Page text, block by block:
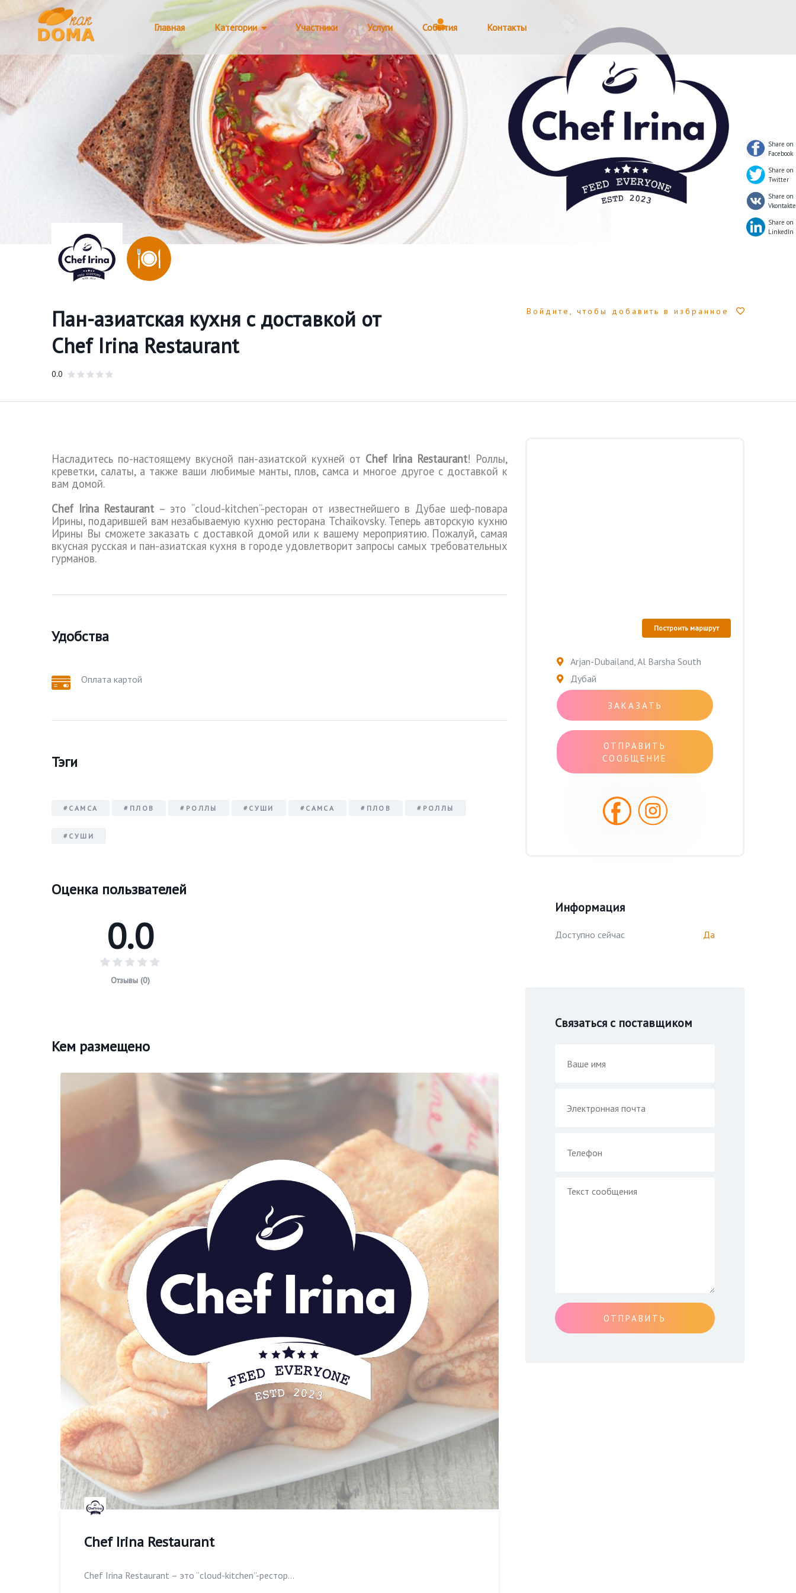
Главная Категории Участники Услуги События Контакты
Пан-азиатская кухня с доставкой от
Chef Irina Restaurant
0.0
Войдите, чтобы добавить в избранное
Насладитесь по-настоящему вкусной пан-азиатской кухней от Chef Irina Restaurant! Роллы,
креветки, салаты, а также ваши любимые манты, плов, самса и многое другое с доставкой к
вам домой.
Chef Irina Restaurant – это “cloud-kitchen”-ресторан от известнейшего в Дубае шеф-повара
Ирины, подарившей вам незабываемую кухню ресторана Tchaikovsky. Теперь авторскую кухню
Ирины Вы сможете заказать с доставкой домой или к вашему мероприятию. Пожалуй, самая
вкусная русская и пан-азиатская кухня в городе удовлетворит запросы самых требовательных
гурманов.
Удобства
Оплата картой
Тэги
#САМСА #ПЛОВ #РОЛЛЫ #СУШИ #САМСА #ПЛОВ #РОЛЛЫ
#СУШИ
Оценка пользвателей
0.0
Отзывы (0)
Кем размещено
Chef Irina Restaurant
Chef Irina Restaurant – это “cloud-kitchen”-рестор...
Построить маршрут
Arjan-Dubailand, Al Barsha South
Дубай
ЗАКАЗАТЬ
ОТПРАВИТЬ
СООБЩЕНИЕ
Share on
Facebook
Share on
Twitter
Share on
Vkontakte
Share on
LinkedIn
Информация
Доступно сейчас Да
Связаться с поставщиком
ОТПРАВИТЬ